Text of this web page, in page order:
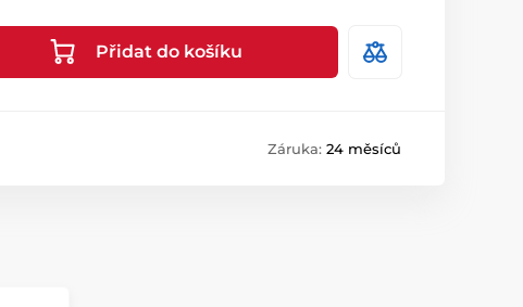
Přidat do košíku
Záruka: 24 měsíců